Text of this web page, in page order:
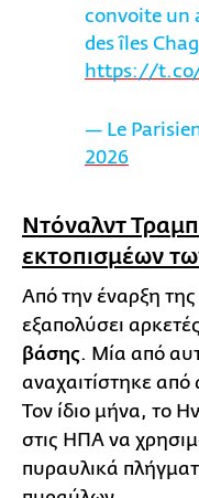
convoite un
des îles
https://t.co/
— Le
2026
Ντόναλντ
εκτοπισμέων
Από την έναρξη
εξαπολύσει
βάσης. Μία από
αναχαιτίστηκε από
Τον ίδιο μήνα, το
στις ΗΠΑ να
πυραυλικά